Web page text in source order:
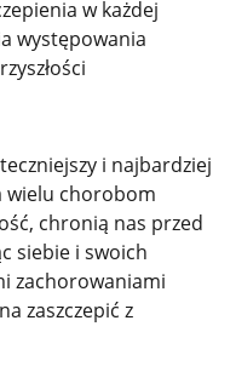
w każdej
występowania
i najbardziej
wielu chorobom
chronią nas przed
siebie i swoich
zachorowaniami
zaszczepić z